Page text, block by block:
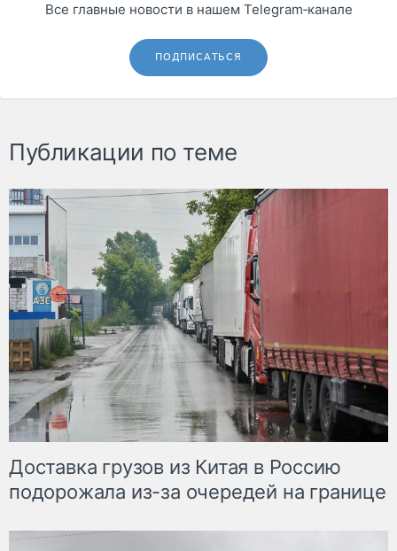
Все главные новости в нашем Telegram‑канале
ПОДПИСАТЬСЯ
Публикации по теме
Доставка грузов из Китая в Россию
подорожала из-за очередей на границе